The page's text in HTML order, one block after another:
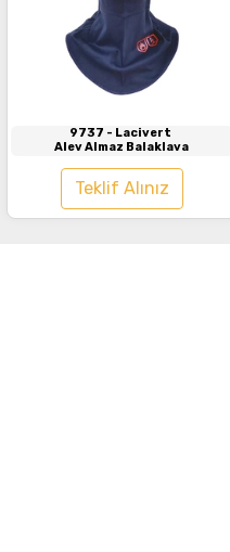
İncele
9737 - Lacivert
Alev Almaz Balaklava
Teklif Alınız